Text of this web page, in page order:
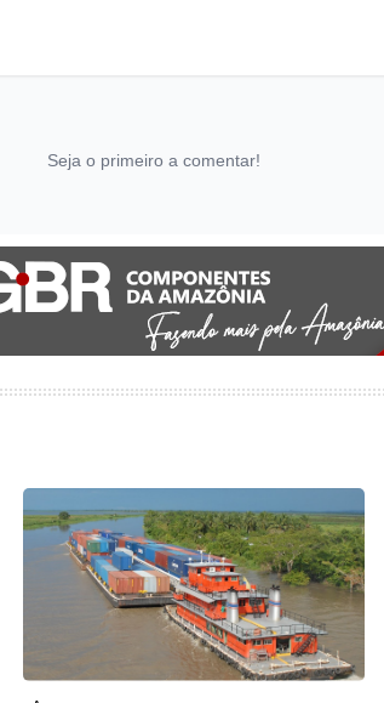
Seja o primeiro a comentar!